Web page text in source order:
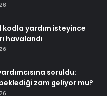
kodla yardım isteyince
havalandı
soruldu:
zam geliyor mu?